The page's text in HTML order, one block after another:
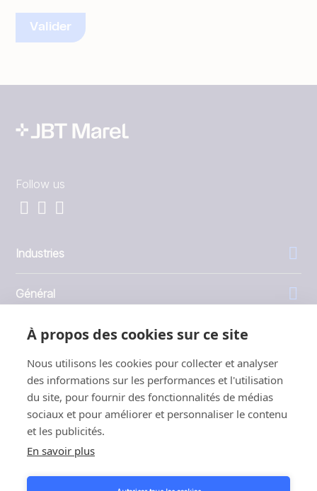
À propos des cookies sur ce site
Nous utilisons les cookies pour collecter et analyser
des informations sur les performances et l'utilisation
du site, pour fournir des fonctionnalités de médias
sociaux et pour améliorer et personnaliser le contenu
et les publicités.
En savoir plus
Follow us
Industries
Général
Entreprise
Investisseurs
1999 - 2026 © JBT Marel